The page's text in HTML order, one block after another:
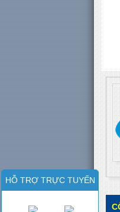
HỖ TRỢ TRỰC TUYẾN